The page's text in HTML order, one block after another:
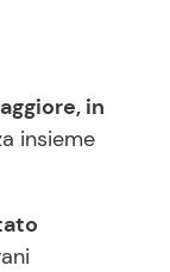
in
insieme